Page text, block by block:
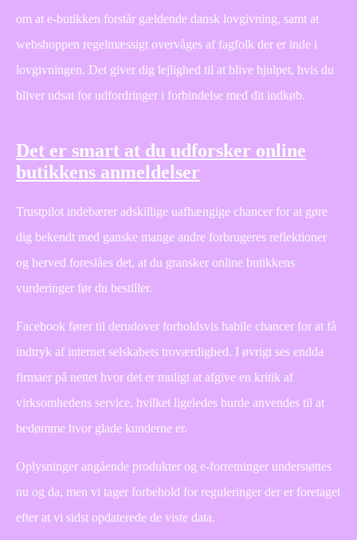
om at e-butikken forstår gældende dansk lovgivning, samt at
webshoppen regelmæssigt overvåges af fagfolk der er inde i
lovgivningen. Det giver dig lejlighed til at blive hjulpet, hvis du
bliver udsat for udfordringer i forbindelse med dit indkøb.
Det er smart at du udforsker online
butikkens anmeldelser
Trustpilot indebærer adskillige uafhængige chancer for at gøre
dig bekendt med ganske mange andre forbrugeres reflektioner
og herved foreslåes det, at du gransker online butikkens
vurderinger før du bestiller.
Facebook fører til derudover forholdsvis habile chancer for at få
indtryk af internet selskabets troværdighed. I øvrigt ses endda
firmaer på nettet hvor det er muligt at afgive en kritik af
virksomhedens service, hvilket ligeledes burde anvendes til at
bedømme hvor glade kunderne er.
Oplysninger angående produkter og e-forretninger understøttes
nu og da, men vi tager forbehold for reguleringer der er foretaget
efter at vi sidst opdaterede de viste data.